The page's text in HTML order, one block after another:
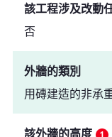
該工程涉及改動
否
外牆的類別
用磚建造的非承
該外牆的高度